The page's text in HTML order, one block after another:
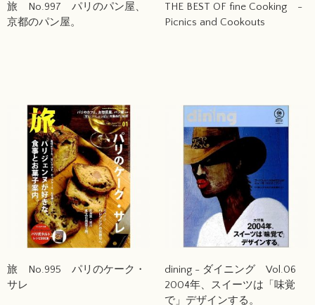
旅 No.997 パリのパン屋、
京都のパン屋。
THE BEST OF fine Cooking -
Picnics and Cookouts
旅 No.995 パリのケーク・
サレ
dining - ダイニング Vol.06
2004年、スイーツは「味覚
で」デザインする。